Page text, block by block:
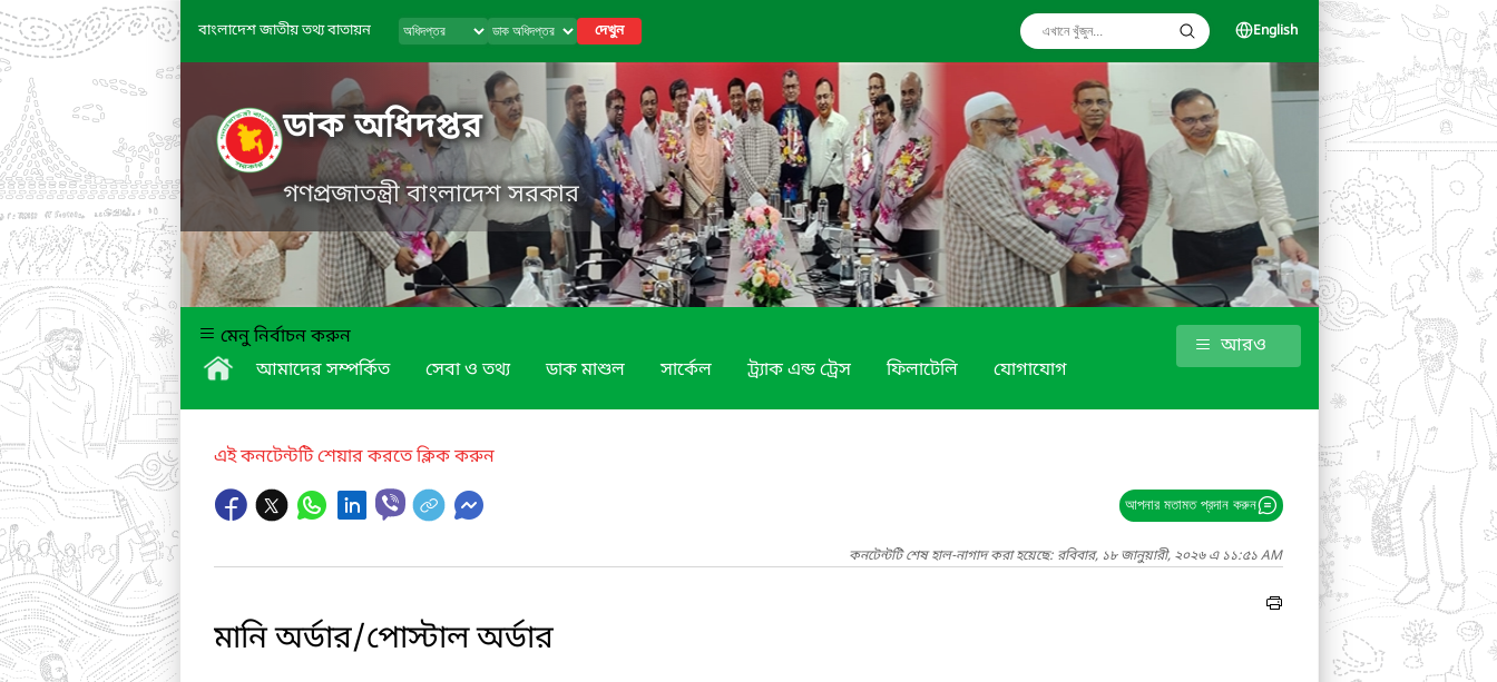
বাংলাদেশ জাতীয় তথ্য বাতায়ন দেখুন English
ডাক অধিদপ্তর
গণপ্রজাতন্ত্রী বাংলাদেশ সরকার
মেনু নির্বাচন করুন
আমাদের সম্পর্কিত
সেবা ও তথ্য ডাক মাশুল সার্কেল ট্র্যাক এন্ড ট্রেস ফিলাটেলি যোগাযোগ
আরও
এই কনটেন্টটি শেয়ার করতে ক্লিক করুন
আপনার মতামত প্রদান করুন
কনটেন্টটি শেষ হাল-নাগাদ করা হয়েছে: রবিবার, ১৮ জানুয়ারী, ২০২৬ এ ১১:৫১ AM
মানি অর্ডার/পোস্টাল অর্ডার